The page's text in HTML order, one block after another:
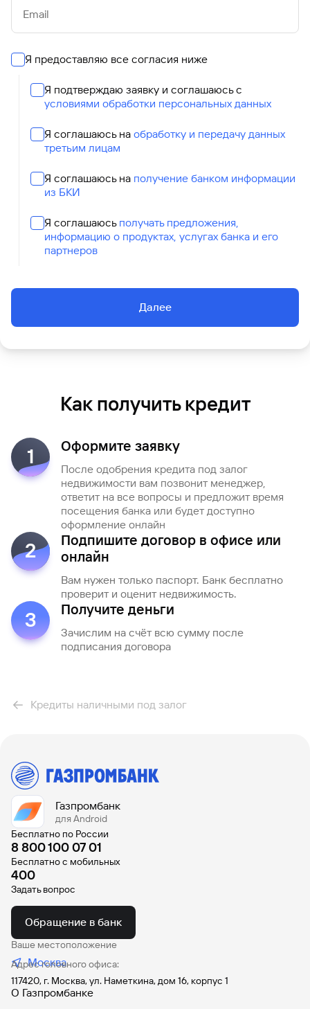
Email
Я предоставляю все согласия ниже
Я подтверждаю заявку и соглашаюсь с
условиями обработки персональных данных
Я соглашаюсь на обработку и передачу данных
третьим лицам
Я соглашаюсь на получение банком информации
из БКИ
Я соглашаюсь получать предложения,
информацию о продуктах, услугах банка и его
партнеров
Далее
Как получить кредит
1 Оформите заявку
После одобрения кредита под залог
недвижимости вам позвонит менеджер,
ответит на все вопросы и предложит время
посещения банка или будет доступно
оформление онлайн
2
Подпишите договор в офисе или
онлайн
Вам нужен только паспорт. Банк бесплатно
проверит и оценит недвижимость.
3 Получите деньги
Зачислим на счёт всю сумму после
подписания договора
Кредиты наличными под залог
Газпромбанк
для Android
Бесплатно по России
8 800 100 07 01
Бесплатно с мобильных
400
Задать вопрос
Обращение в банк
Ваше местоположение
Москва
Адрес головного офиса:
117420, г. Москва, ул. Наметкина, дом 16, корпус 1
О Газпромбанке